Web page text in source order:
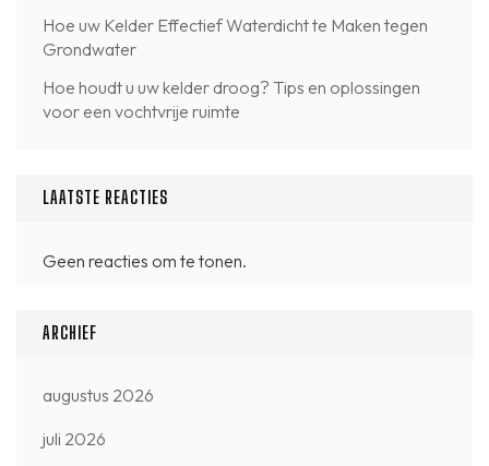
Hoe uw Kelder Effectief Waterdicht te Maken tegen
Grondwater
Hoe houdt u uw kelder droog? Tips en oplossingen
voor een vochtvrije ruimte
LAATSTE REACTIES
Geen reacties om te tonen.
ARCHIEF
augustus 2026
juli 2026